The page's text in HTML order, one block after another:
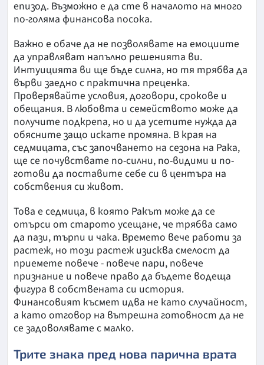
епизод. Възможно е да сте в началото на много
по-голяма финансова посока.
Важно е обаче да не позволявате на емоциите
да управляват напълно решенията ви.
Интуицията ви ще бъде силна, но тя трябва да
върви заедно с практична преценка.
Проверявайте условия, договори, срокове и
обещания. В любовта и семейството може да
получите подкрепа, но и да усетите нужда да
обясните защо искате промяна. В края на
седмицата, със започването на сезона на Рака,
ще се почувствате по-силни, по-видими и по-
готови да поставите себе си в центъра на
собствения си живот.
Това е седмица, в която Ракът може да се
отърси от старото усещане, че трябва само
да пази, търпи и чака. Времето вече работи за
растеж, но този растеж изисква смелост да
приемете повече - повече пари, повече
признание и повече право да бъдете водеща
фигура в собствената си история.
Финансовият късмет идва не като случайност,
а като отговор на вътрешна готовност да не
се задоволявате с малко.
Трите знака пред нова парична врата